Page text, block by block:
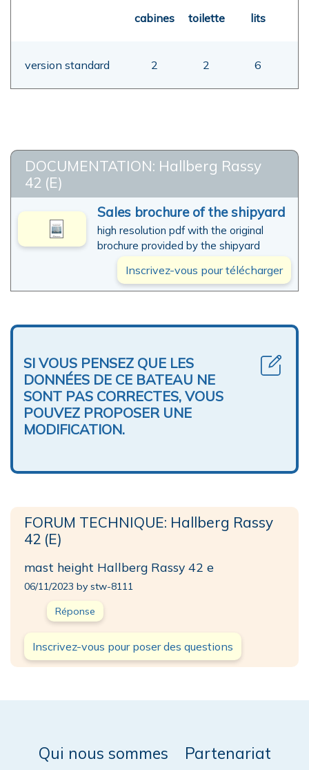
cabines toilette lits
version standard 2 2 6
DOCUMENTATION: Hallberg Rassy
42 (E)
Sales brochure of the shipyard
high resolution pdf with the original
brochure provided by the shipyard
Inscrivez-vous pour télécharger
SI VOUS PENSEZ QUE LES
DONNÉES DE CE BATEAU NE
SONT PAS CORRECTES, VOUS
POUVEZ PROPOSER UNE
MODIFICATION.
FORUM TECHNIQUE: Hallberg Rassy
42 (E)
mast height Hallberg Rassy 42 e
06/11/2023 by stw-8111
Réponse
Inscrivez-vous pour poser des questions
Qui nous sommes Partenariat